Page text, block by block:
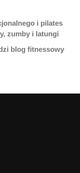
i pilates
zumby i latungi
blog fitnessowy